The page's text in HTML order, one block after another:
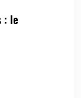
: le